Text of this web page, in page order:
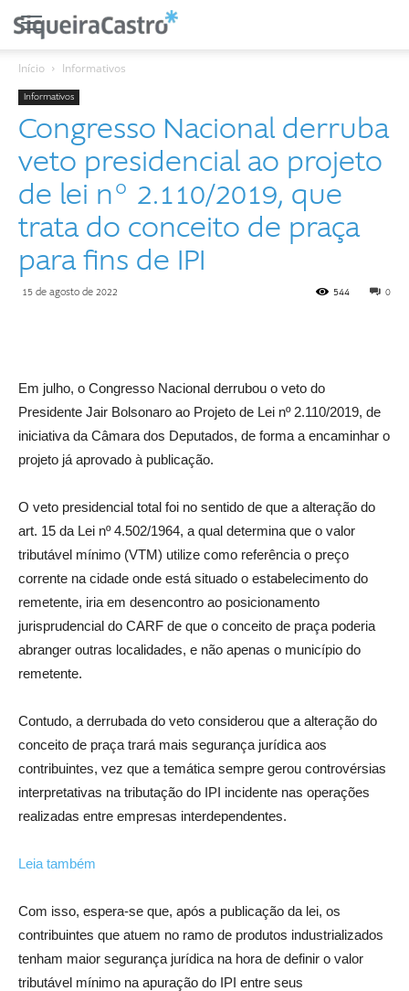
Início Informativos
Informativos
Congresso Nacional derruba
veto presidencial ao projeto
de lei nº 2.110/2019, que
trata do conceito de praça
para fins de IPI
15 de agosto de 2022 0
544
Em julho, o Congresso Nacional derrubou o veto do
Presidente Jair Bolsonaro ao Projeto de Lei nº 2.110/2019, de
iniciativa da Câmara dos Deputados, de forma a encaminhar o
projeto já aprovado à publicação.
O veto presidencial total foi no sentido de que a alteração do
art. 15 da Lei nº 4.502/1964, a qual determina que o valor
tributável mínimo (VTM) utilize como referência o preço
corrente na cidade onde está situado o estabelecimento do
remetente, iria em desencontro ao posicionamento
jurisprudencial do CARF de que o conceito de praça poderia
abranger outras localidades, e não apenas o município do
remetente.
Contudo, a derrubada do veto considerou que a alteração do
conceito de praça trará mais segurança jurídica aos
contribuintes, vez que a temática sempre gerou controvérsias
interpretativas na tributação do IPI incidente nas operações
realizadas entre empresas interdependentes.
Leia também
Com isso, espera-se que, após a publicação da lei, os
contribuintes que atuem no ramo de produtos industrializados
tenham maior segurança jurídica na hora de definir o valor
tributável mínimo na apuração do IPI entre seus